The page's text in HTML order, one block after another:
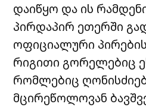
დაიწყო და ის
პირდაპირ ეთერში
ოფიციალური
რიგითი გორელებიც
რომლებიც
მცირეწოლოვან